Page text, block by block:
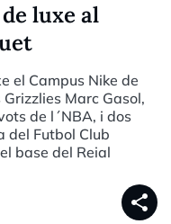
luxe al
el Campus Nike de
Marc Gasol,
de l´NBA, i dos
del Futbol Club
base del Reial
share